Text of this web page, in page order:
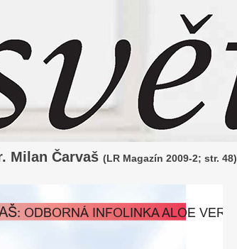
Milan Čarvaš (LR Magazín 2009-2; str. 48)
Š: ODBORNÁ INFOLINKAALOE VERA